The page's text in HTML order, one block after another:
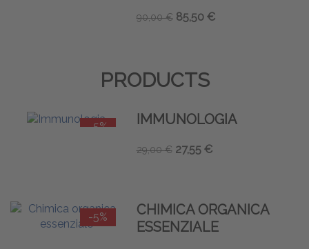
90,00 € 85,50 €
PRODUCTS
-5% IMMUNOLOGIA
29,00 € 27,55 €
-5%
CHIMICA ORGANICA
ESSENZIALE